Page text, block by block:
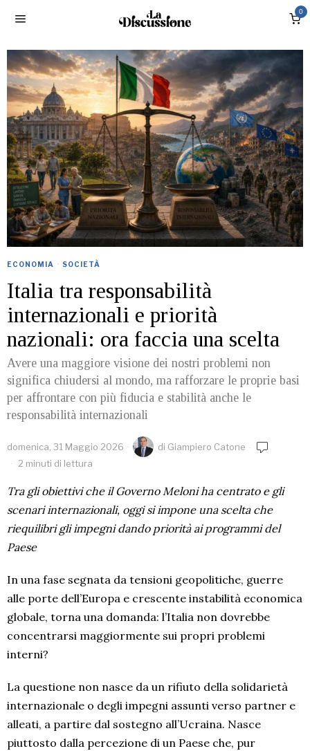
0
ECONOMIA · SOCIETÀ
Italia tra responsabilità
internazionali e priorità
nazionali: ora faccia una scelta
Avere una maggiore visione dei nostri problemi non
significa chiudersi al mondo, ma rafforzare le proprie basi
per affrontare con più fiducia e stabilità anche le
responsabilità internazionali
domenica, 31 Maggio 2026 di Giampiero Catone
2 minuti di lettura
Tra gli obiettivi che il Governo Meloni ha centrato e gli
scenari internazionali, oggi si impone una scelta che
riequilibri gli impegni dando priorità ai programmi del
Paese
In una fase segnata da tensioni geopolitiche, guerre
alle porte dell’Europa e crescente instabilità economica
globale, torna una domanda: l’Italia non dovrebbe
concentrarsi maggiormente sui propri problemi
interni?
La questione non nasce da un rifiuto della solidarietà
internazionale o degli impegni assunti verso partner e
alleati, a partire dal sostegno all’Ucraina. Nasce
piuttosto dalla percezione di un Paese che, pur